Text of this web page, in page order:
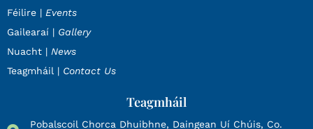
Féilire | Events
Gailearaí | Gallery
Nuacht | News
Teagmháil | Contact Us
Teagmháil
Pobalscoil Chorca Dhuibhne, Daingean Uí Chúis, Co.